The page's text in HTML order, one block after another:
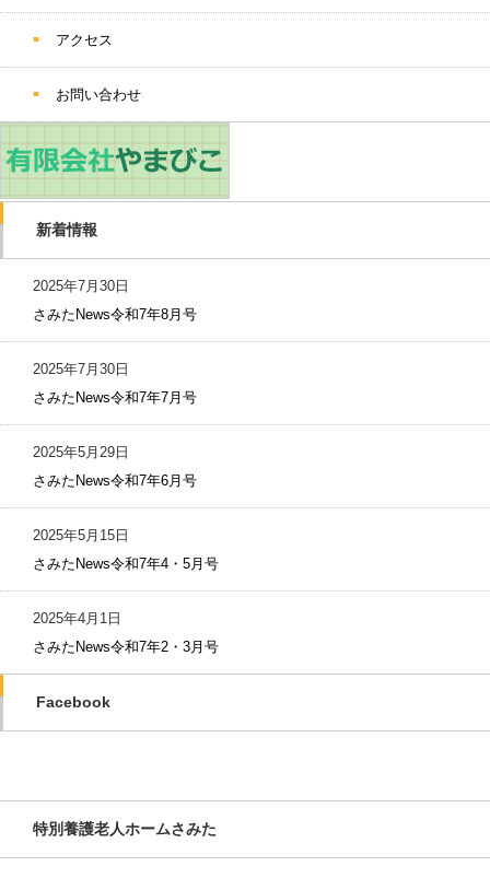
アクセス
お問い合わせ
新着情報
2025年7月30日
さみたNews令和7年8月号
2025年7月30日
さみたNews令和7年7月号
2025年5月29日
さみたNews令和7年6月号
2025年5月15日
さみたNews令和7年4・5月号
2025年4月1日
さみたNews令和7年2・3月号
Facebook
特別養護老人ホームさみた